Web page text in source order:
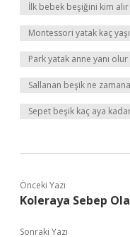
İlk bebek beşiğini kim alır
Montessori yatak kaç
Park yatak anne yanı olur
Sallanan beşik ne
Sepet beşik kaç aya
Önceki Yazı
Koleraya Sebep
Sonraki Yazı